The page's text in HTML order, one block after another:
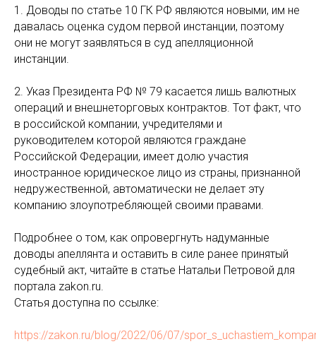
1. Доводы по статье 10 ГК РФ являются новыми, им не
давалась оценка судом первой инстанции, поэтому
они не могут заявляться в суд апелляционной
инстанции.
2. Указ Президента РФ № 79 касается лишь валютных
операций и внешнеторговых контрактов. Тот факт, что
в российской компании, учредителями и
руководителем которой являются граждане
Российской Федерации, имеет долю участия
иностранное юридическое лицо из страны, признанной
недружественной, автоматически не делает эту
компанию злоупотребляющей своими правами.
Подробнее о том, как опровергнуть надуманные
доводы апеллянта и оставить в силе ранее принятый
судебный акт, читайте в статье Натальи Петровой для
портала zakon.ru.
Статья доступна по ссылке:
https://zakon.ru/blog/2022/06/07/